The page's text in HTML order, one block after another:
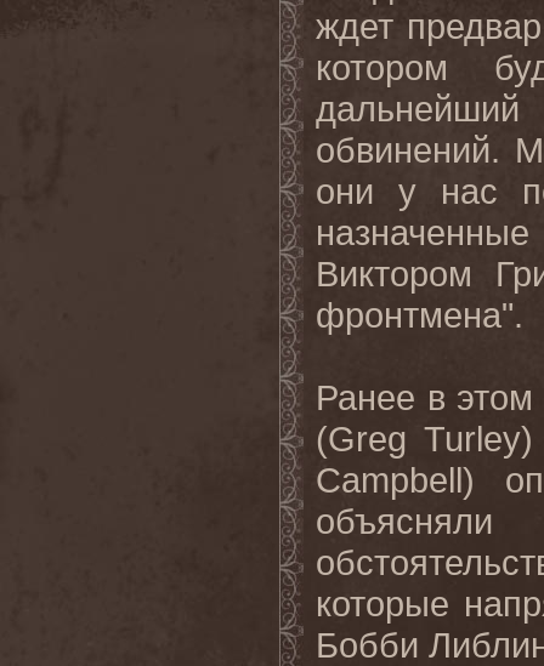
ждет
котором
обвинений.
они у нас
Виктором
фронтмена".
Ранее в
(Greg Turley)
Campbell)
которые
Бобби